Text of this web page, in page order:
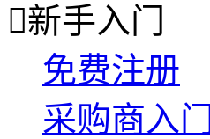
新手入门
免费注册
采购商入门